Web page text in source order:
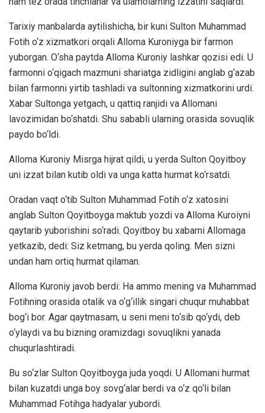
Tarixiy manbalarda aytilishicha, bir kuni Sulton Muhammad
Fotih o‘z xizmatkori orqali Alloma Kuroniyga bir farmon
yuborgan. O‘sha paytda Alloma Kuroniy lashkar qozisi edi. U
farmonni o‘qigach mazmuni shariatga zidligini anglab g‘azab
bilan farmonni yirtib tashladi va sultonning xizmatkorini urdi.
Xabar Sultonga yetgach, u qattiq ranjidi va Allomani
lavozimidan bo‘shatdi. Shu sababli ularning orasida sovuqlik
paydo bo‘ldi.
Alloma Kuroniy Misrga hijrat qildi, u yerda Sulton Qoyitboy
uni izzat bilan kutib oldi va unga katta hurmat ko‘rsatdi.
Oradan vaqt o‘tib Sulton Muhammad Fotih o‘z xatosini
anglab Sulton Qoyitboyga maktub yozdi va Alloma Kuroiyni
qaytarib yuborishini so‘radi. Qoyitboy bu xabarni Allomaga
yetkazib, dedi: Siz ketmang, bu yerda qoling. Men sizni
undan ham ortiq hurmat qilaman.
Alloma Kuroniy javob berdi: Ha ammo mening va Muhammad
Fotihning orasida otalik va o‘g‘illik singari chuqur muhabbat
bog‘i bor. Agar qaytmasam, u seni meni to‘sib qo‘ydi, deb
o‘ylaydi va bu bizning oramizdagi sovuqlikni yanada
chuqurlashtiradi.
Bu so‘zlar Sulton Qoyitboyga juda yoqdi. U Allomani hurmat
bilan kuzatdi unga boy sovg‘alar berdi va o‘z qo‘li bilan
Muhammad Fotihga hadyalar yubordi.